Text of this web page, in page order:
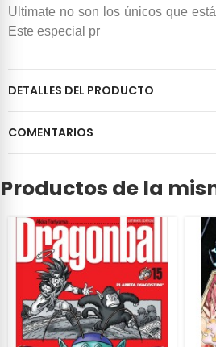
Ultimate no son los únicos que
Este especial pr
DETALLES DEL PRODUCTO
COMENTARIOS
Productos de la